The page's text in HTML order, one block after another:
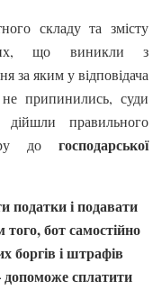
складу та змісту
що виникли з
за яким у відповідача
припинились, суди
дійшли правильного
до господарської
податки і подавати
того, бот самостійно
боргів і штрафів
допоможе сплатити